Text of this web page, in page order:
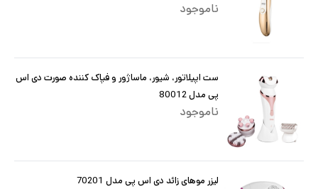
ناموجود
ست اپیلاتور، شیور، ماساژور و فپاک کننده صورت دی اس
پی مدل 80012
ناموجود
لیزر موهای زائد دی اس پی مدل 70201